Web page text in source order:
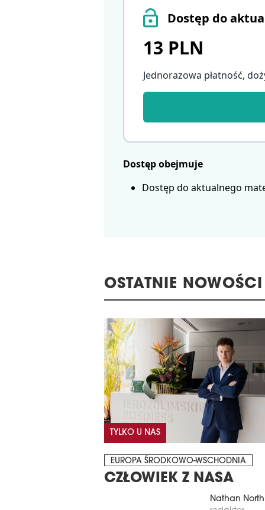
Dostęp do
13 PLN
Jednorazowa płatność,
Dostęp obejmuje
Dostęp do aktualnego
OSTATNIE NOWOŚCI
TYLKO U NAS
EUROPA ŚRODKOWO-WSCHODNIA
CZŁOWIEK Z NASA
Nathan North